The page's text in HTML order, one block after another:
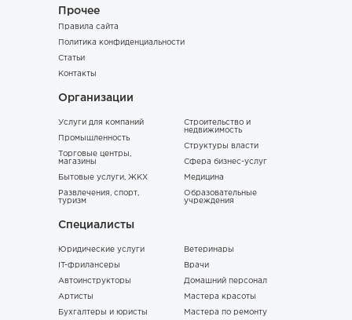
Прочее
Правила сайта
Политика конфиденциальности
Статьи
Контакты
Организации
Услуги для компаний
Промышленность
Торговые центры,
магазины
Бытовые услуги, ЖКХ
Развлечения, спорт,
туризм
Строительство и
недвижимость
Структуры власти
Сфера бизнес-услуг
Медицина
Образовательные
учреждения
Специалисты
Юридические услуги
IT-фрилансеры
Автоинструкторы
Артисты
Бухгалтеры и юристы
Ветеринары
Врачи
Домашний персонал
Мастера красоты
Мастера по ремонту